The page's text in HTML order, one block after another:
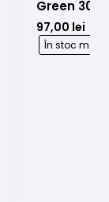
În stoc
97,00 lei